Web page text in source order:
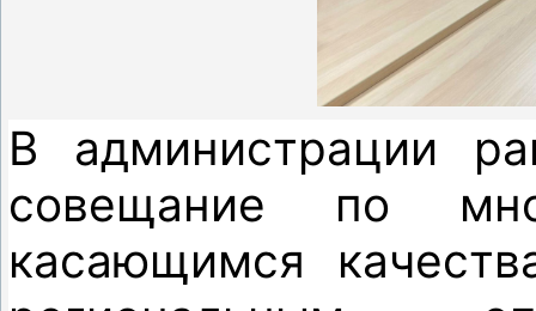
В администрации
совещание по
касающимся